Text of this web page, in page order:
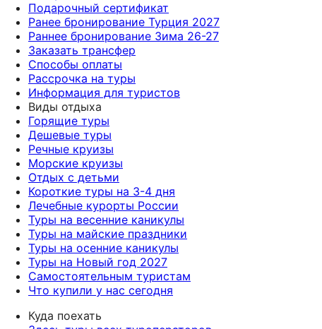
Подарочный сертификат
Ранее бронирование Турция 2027
Раннее бронирование Зима 26-27
Заказать трансфер
Способы оплаты
Рассрочка на туры
Информация для туристов
Виды отдыха
Горящие туры
Дешевые туры
Речные круизы
Морские круизы
Отдых с детьми
Короткие туры на 3-4 дня
Лечебные курорты России
Туры на весенние каникулы
Туры на майские праздники
Туры на осенние каникулы
Туры на Новый год 2027
Самостоятельным туристам
Что купили у нас сегодня
Куда поехать